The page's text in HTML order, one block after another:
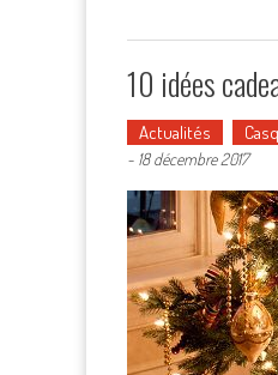
10 idées
Actualités
- 18 décembre 2017